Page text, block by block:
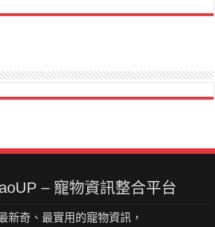
– 寵物資訊整合平台
新奇、最實用的寵物資訊，